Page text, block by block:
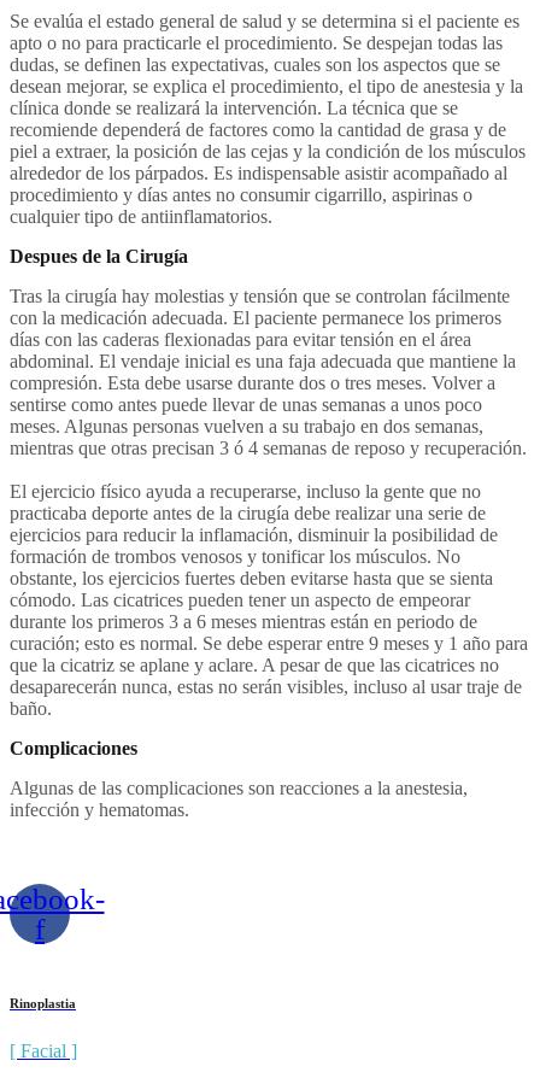
Se evalúa el estado general de salud y se determina si el paciente es
apto o no para practicarle el procedimiento. Se despejan todas las
dudas, se definen las expectativas, cuales son los aspectos que se
desean mejorar, se explica el procedimiento, el tipo de anestesia y la
clínica donde se realizará la intervención. La técnica que se
recomiende dependerá de factores como la cantidad de grasa y de
piel a extraer, la posición de las cejas y la condición de los músculos
alrededor de los párpados. Es indispensable asistir acompañado al
procedimiento y días antes no consumir cigarrillo, aspirinas o
cualquier tipo de antiinflamatorios.
Despues de la Cirugía
Tras la cirugía hay molestias y tensión que se controlan fácilmente
con la medicación adecuada. El paciente permanece los primeros
días con las caderas flexionadas para evitar tensión en el área
abdominal. El vendaje inicial es una faja adecuada que mantiene la
compresión. Esta debe usarse durante dos o tres meses. Volver a
sentirse como antes puede llevar de unas semanas a unos poco
meses. Algunas personas vuelven a su trabajo en dos semanas,
mientras que otras precisan 3 ó 4 semanas de reposo y recuperación.
El ejercicio físico ayuda a recuperarse, incluso la gente que no
practicaba deporte antes de la cirugía debe realizar una serie de
ejercicios para reducir la inflamación, disminuir la posibilidad de
formación de trombos venosos y tonificar los músculos. No
obstante, los ejercicios fuertes deben evitarse hasta que se sienta
cómodo. Las cicatrices pueden tener un aspecto de empeorar
durante los primeros 3 a 6 meses mientras están en periodo de
curación; esto es normal. Se debe esperar entre 9 meses y 1 año para
que la cicatriz se aplane y aclare. A pesar de que las cicatrices no
desaparecerán nunca, estas no serán visibles, incluso al usar traje de
baño.
Complicaciones
Algunas de las complicaciones son reacciones a la anestesia,
infección y hematomas.
f
Rinoplastia
[ Facial ]